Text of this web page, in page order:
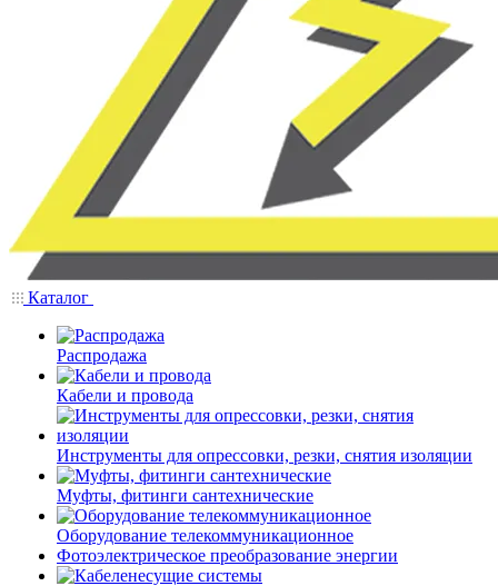
Каталог
Распродажа
Кабели и провода
Инструменты для опрессовки, резки, снятия изоляции
Муфты, фитинги сантехнические
Оборудование телекоммуникационное
Фотоэлектрическое преобразование энергии